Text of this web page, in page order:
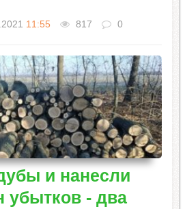
11:55 817 0
и нанесли
убытков - два